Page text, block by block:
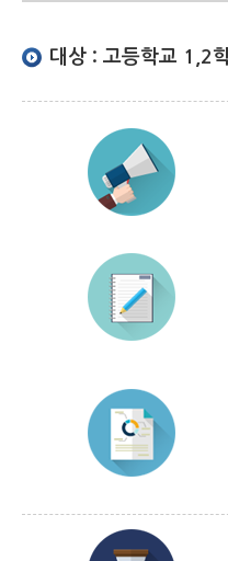
대상 : 고등학교 1,2